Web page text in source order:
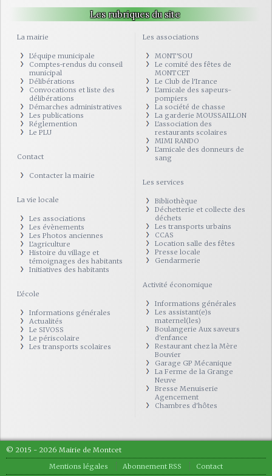
Les rubriques du site
La mairie
L'équipe municipale
Comptes-rendus du conseil
municipal
Délibérations
Convocations et liste des
délibérations
Démarches administratives
Les publications
Réglemention
Le PLU
Contact
Contacter la mairie
La vie locale
Les associations
Les évènements
Les Photos anciennes
L'agriculture
Histoire du village et
témoignages des habitants
Initiatives des habitants
L'école
Informations générales
Actualités
Le SIVOSS
Le périscolaire
Les transports scolaires
Les associations
MONT'SOU
Le comité des fêtes de
MONTCET
Le Club de l'Irance
L'amicale des sapeurs-
pompiers
La société de chasse
La garderie MOUSSAILLON
L'association des
restaurants scolaires
MIMI RANDO
L'amicale des donneurs de
sang
Les services
Bibliothèque
Déchetterie et collecte des
déchets
Les transports urbains
CCAS
Location salle des fêtes
Presse locale
Gendarmerie
Activité économique
Informations générales
Les assistant(e)s
maternel(les)
Boulangerie Aux saveurs
d'enfance
Restaurant chez la Mère
Bouvier
Garage GP Mécanique
La Ferme de la Grange
Neuve
Bresse Menuiserie
Agencement
Chambres d'hôtes
© 2015 - 2026 Mairie de Montcet
Mentions légales
Abonnement RSS Contact